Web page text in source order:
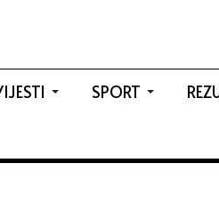
SPORT